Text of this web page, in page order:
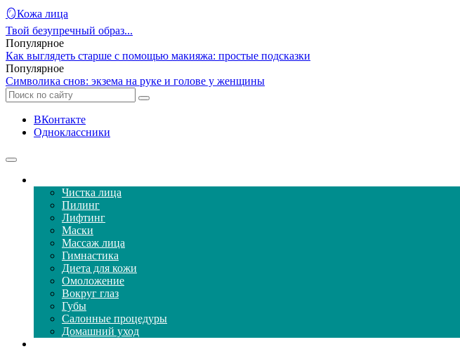
🪞Кожа лица
Твой безупречный образ...
Популярное
Как выглядеть старше с помощью макияжа: простые подсказки
Популярное
Символика снов: экзема на руке и голове у женщины
ВКонтакте
Одноклассники
Чистка лица
Пилинг
Лифтинг
Маски
Массаж лица
Гимнастика
Диета для кожи
Омоложение
Вокруг глаз
Губы
Салонные процедуры
Домашний уход